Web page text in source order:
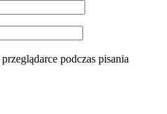
podczas pisania